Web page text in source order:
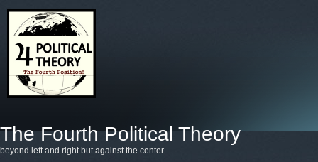
The Fourth Political Theory
beyond left and right but against the center